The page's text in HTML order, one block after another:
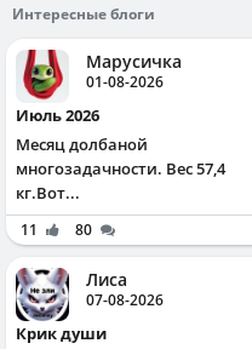
Интересные блоги
Марусичка
01-08-2026
Июль 2026
Месяц долбаной
многозадачности. Вес 57,4
кг.Вот...
11 80
Лиса
07-08-2026
Крик души